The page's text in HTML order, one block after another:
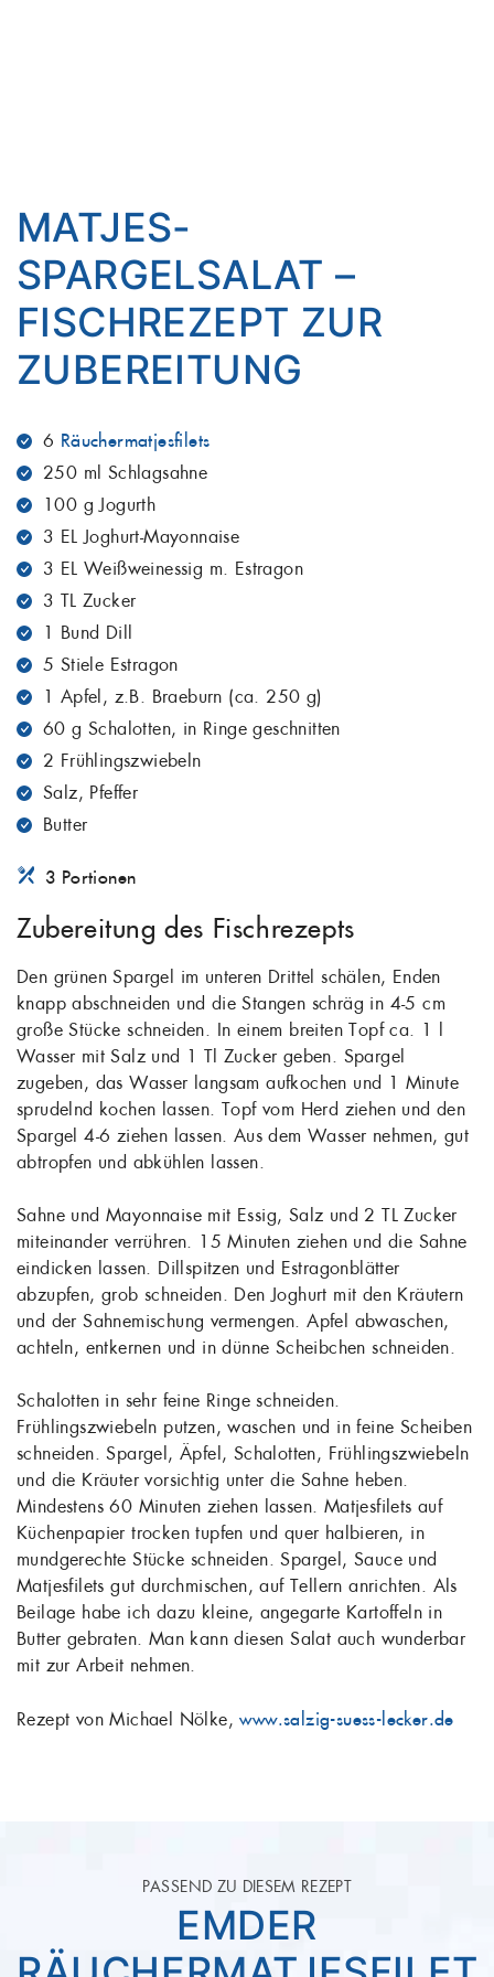
MATJES-
SPARGELSALAT –
FISCHREZEPT ZUR
ZUBEREITUNG
6 Räuchermatjesfilets
250 ml Schlagsahne
100 g Jogurth
3 EL Joghurt-Mayonnaise
3 EL Weißweinessig m. Estragon
3 TL Zucker
1 Bund Dill
5 Stiele Estragon
1 Apfel, z.B. Braeburn (ca. 250 g)
60 g Schalotten, in Ringe geschnitten
2 Frühlingszwiebeln
Salz, Pfeffer
Butter
3 Portionen
Zubereitung des Fischrezepts
Den grünen Spargel im unteren Drittel schälen, Enden
knapp abschneiden und die Stangen schräg in 4-5 cm
große Stücke schneiden. In einem breiten Topf ca. 1 l
Wasser mit Salz und 1 Tl Zucker geben. Spargel
zugeben, das Wasser langsam aufkochen und 1 Minute
sprudelnd kochen lassen. Topf vom Herd ziehen und den
Spargel 4-6 ziehen lassen. Aus dem Wasser nehmen, gut
abtropfen und abkühlen lassen.
Sahne und Mayonnaise mit Essig, Salz und 2 TL Zucker
miteinander verrühren. 15 Minuten ziehen und die Sahne
eindicken lassen. Dillspitzen und Estragonblätter
abzupfen, grob schneiden. Den Joghurt mit den Kräutern
und der Sahnemischung vermengen. Apfel abwaschen,
achteln, entkernen und in dünne Scheibchen schneiden.
Schalotten in sehr feine Ringe schneiden.
Frühlingszwiebeln putzen, waschen und in feine Scheiben
schneiden. Spargel, Äpfel, Schalotten, Frühlingszwiebeln
und die Kräuter vorsichtig unter die Sahne heben.
Mindestens 60 Minuten ziehen lassen. Matjesfilets auf
Küchenpapier trocken tupfen und quer halbieren, in
mundgerechte Stücke schneiden. Spargel, Sauce und
Matjesfilets gut durchmischen, auf Tellern anrichten. Als
Beilage habe ich dazu kleine, angegarte Kartoffeln in
Butter gebraten. Man kann diesen Salat auch wunderbar
mit zur Arbeit nehmen.
Rezept vonMichael Nölke,www.salzig-suess-lecker.de
PASSEND ZU DIESEM REZEPT
EMDER